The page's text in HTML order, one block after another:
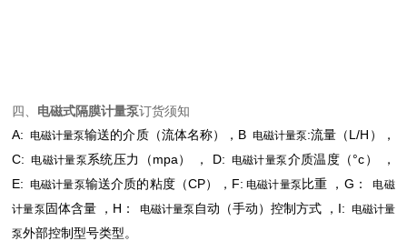
四、 电磁式隔膜计量泵订货须知
A: 电磁计量泵输送的介质（流体名称），B 电磁计量泵:流量（L/H），
C: 电磁计量泵系统压力（mpa） ， D: 电磁计量泵介质温度（°c） ，
E: 电磁计量泵输送介质的粘度（CP），F: 电磁计量泵 比重 ，G：
电磁
计量泵固体含量 ，H： 电磁计量泵 自动（手动）控制方式 ，I: 电磁计量
泵外部控制型号类型。